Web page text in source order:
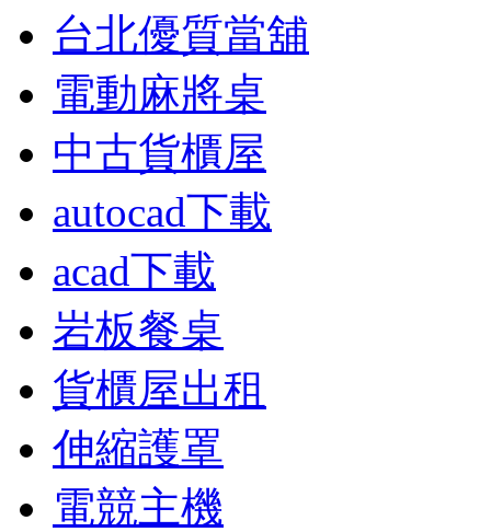
台北優質當舖
電動麻將桌
中古貨櫃屋
autocad下載
acad下載
岩板餐桌
貨櫃屋出租
伸縮護罩
電競主機